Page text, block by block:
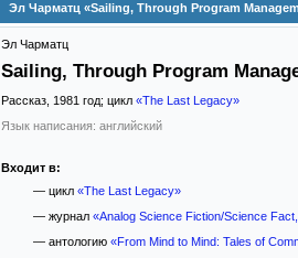
Эл Чарматц «Sailing, Through Program
Эл Чарматц
Sailing, Through Program
Рассказ, 1981 год; цикл «The Last Legacy»
Язык написания: английский
Входит в:
— цикл «The Last Legacy»
— журнал «Analog Science Fiction/Science
— антологию «From Mind to Mind: Tales of